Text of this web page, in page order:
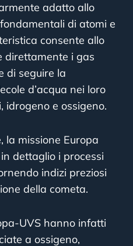
adatto allo
di atomi e
consente allo
direttamente i gas
di seguire la
d’acqua nei loro
idrogeno e ossigeno.
la missione Europa
dettaglio i processi
indizi preziosi
della cometa.
UVS hanno infatti
a ossigeno,